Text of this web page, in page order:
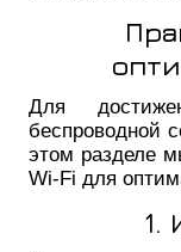
Для
беспроводной
этом разделе
Wi-Fi для
1.